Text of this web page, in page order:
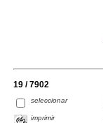
19 / 7902
seleccionar
imprimir